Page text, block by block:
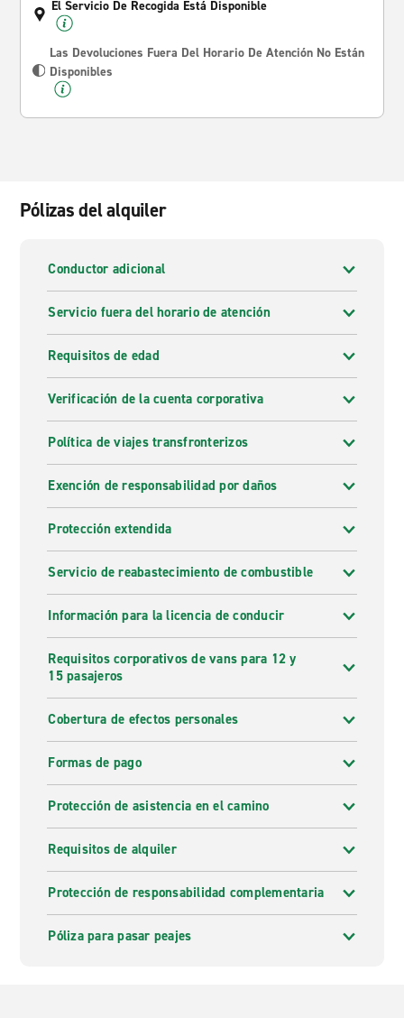
El Servicio De Recogida Está Disponible
Las Devoluciones Fuera Del Horario De Atención No Están
Disponibles
Pólizas del alquiler
Conductor adicional
Servicio fuera del horario de atención
Requisitos de edad
Verificación de la cuenta corporativa
Política de viajes transfronterizos
Exención de responsabilidad por daños
Protección extendida
Servicio de reabastecimiento de combustible
Información para la licencia de conducir
Requisitos corporativos de vans para 12 y
15 pasajeros
Cobertura de efectos personales
Formas de pago
Protección de asistencia en el camino
Requisitos de alquiler
Protección de responsabilidad complementaria
Póliza para pasar peajes